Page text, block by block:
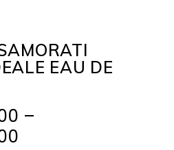
EAU DE
–
Price